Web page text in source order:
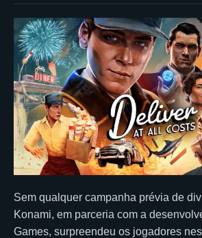
Sem qualquer campanha prévia de
Konami, em parceria com a
Games, surpreendeu os jogadores